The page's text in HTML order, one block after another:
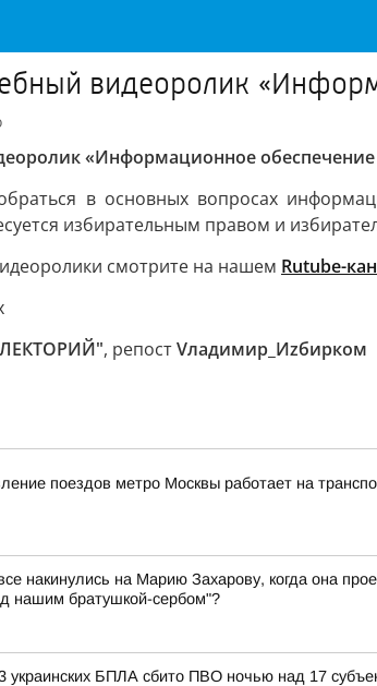
видеоролик
«Информационное
в основных вопросах
избирательным правом и
смотрите на нашем Rutube-
, репостVладимир_Иzбирком
поездов метро Москвы работает на
накинулись на Марию Захарову, когда она
нашим братушкой-сербом"?
украинских БПЛА сбито ПВО ночью над 17